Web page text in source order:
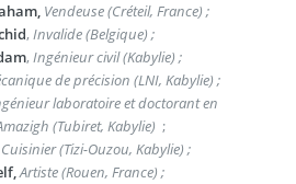
Vendeuse (Créteil, France) ;
, Invalide (Belgique) ;
, Ingénieur civil (Kabylie) ;
de précision (LNI, Kabylie) ;
laboratoire et doctorant en
(Tubiret, Kabylie) ;
Cuisinier (Tizi-Ouzou, Kabylie) ;
Artiste (Rouen, France) ;